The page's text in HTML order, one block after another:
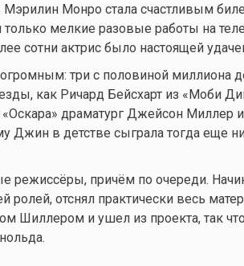
Мэрилин Монро стала счастливым
мелкие разовые работы на
сотни актрис было настоящей
три с половиной миллиона
как Ричард Бейсхарт из «Моби
драматург Джейсон Миллер и
Джин в детстве сыграла тогда еще
режиссёры, причём по очереди.
ролей, отснял практически весь
Шиллером и ушел из проекта, так